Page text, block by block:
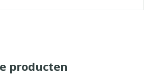
producten